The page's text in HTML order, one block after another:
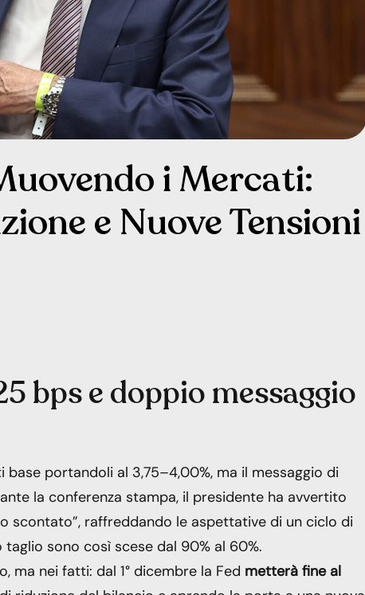
i Mercati:
e Nuove Tensioni
bps e doppio messaggio
portandoli al 3,75–4,00%, ma il messaggio di
la conferenza stampa, il presidente ha avvertito
scontato”, raffreddando le aspettative di un ciclo di
sono così scese dal 90% al 60%.
ma nei fatti: dal 1° dicembre la Fed metterà fine al